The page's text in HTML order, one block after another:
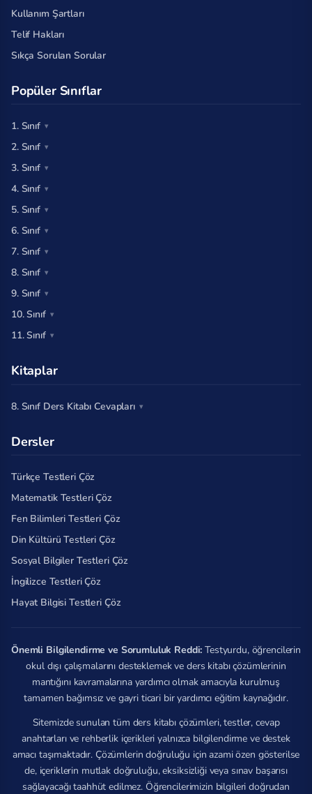
Kullanım Şartları
Telif Hakları
Sıkça Sorulan Sorular
Popüler Sınıflar
1. Sınıf
2. Sınıf
3. Sınıf
4. Sınıf
5. Sınıf
6. Sınıf
7. Sınıf
8. Sınıf
9. Sınıf
10. Sınıf
11. Sınıf
Kitaplar
8. Sınıf Ders Kitabı Cevapları
Dersler
Türkçe Testleri Çöz
Matematik Testleri Çöz
Fen Bilimleri Testleri Çöz
Din Kültürü Testleri Çöz
Sosyal Bilgiler Testleri Çöz
İngilizce Testleri Çöz
Hayat Bilgisi Testleri Çöz
Önemli Bilgilendirme ve Sorumluluk Reddi: Testyurdu, öğrencilerin
okul dışı çalışmalarını desteklemek ve ders kitabı çözümlerinin
mantığını kavramalarına yardımcı olmak amacıyla kurulmuş
tamamen bağımsız ve gayri ticari bir yardımcı eğitim kaynağıdır.
Sitemizde sunulan tüm ders kitabı çözümleri, testler, cevap
anahtarları ve rehberlik içerikleri yalnızca bilgilendirme ve destek
amacı taşımaktadır. Çözümlerin doğruluğu için azami özen gösterilse
de, içeriklerin mutlak doğruluğu, eksiksizliği veya sınav başarısı
sağlayacağı taahhüt edilmez. Öğrencilerimizin bilgileri doğrudan